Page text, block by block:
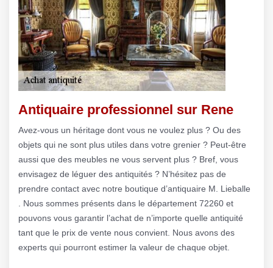
Antiquaire professionnel sur Rene
Avez-vous un héritage dont vous ne voulez plus ? Ou des
objets qui ne sont plus utiles dans votre grenier ? Peut-être
aussi que des meubles ne vous servent plus ? Bref, vous
envisagez de léguer des antiquités ? N’hésitez pas de
prendre contact avec notre boutique d’antiquaire M. Lieballe
. Nous sommes présents dans le département 72260 et
pouvons vous garantir l’achat de n’importe quelle antiquité
tant que le prix de vente nous convient. Nous avons des
experts qui pourront estimer la valeur de chaque objet.